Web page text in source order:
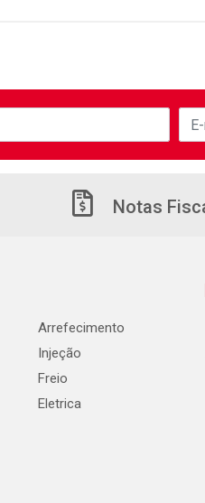
Notas
Arrefecimento
Injeção
Freio
Eletrica